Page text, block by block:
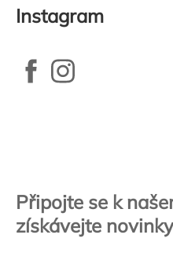
Instagram
Připojte se k
získávejte